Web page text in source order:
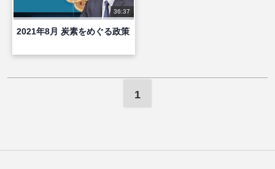
36:37
2021年8月 炭素をめぐる政策
1